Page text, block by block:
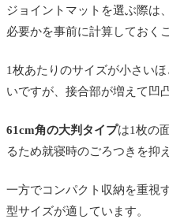
ジョイントマットを選ぶ際は
必要かを事前に計算しておく
1枚あたりのサイズが小さい
いですが、接合部が増えて凹
61cm角の大判タイプは1枚の
るため就寝時のごろつきを抑
一方でコンパクト収納を重視
型サイズが適しています。